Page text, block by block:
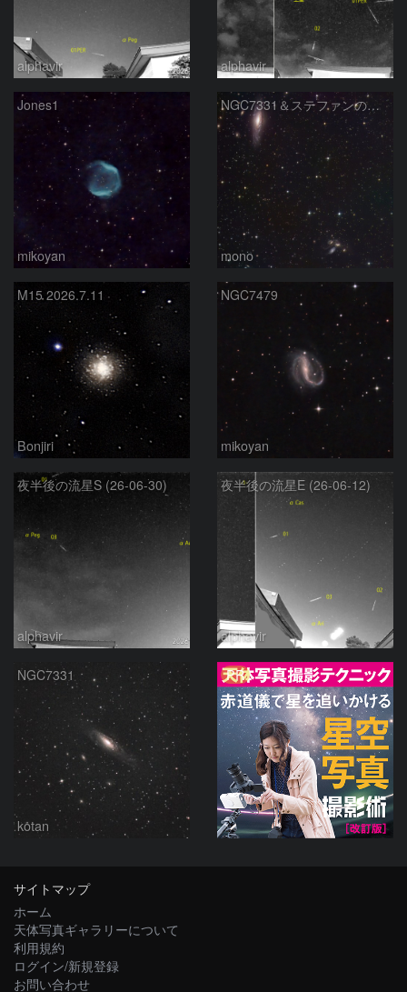
alphavir alphavir
Jones1
mikoyan
NGC7331＆ステファンの五つ子
mono
M15 2026.7.11
Bonjiri
NGC7479
mikoyan
夜半後の流星S (26-06-30)
alphavir
夜半後の流星E (26-06-12)
alphavir
NGC7331
kotan
PR
サイトマップ
ホーム
天体写真ギャラリーについて
利用規約
ログイン/新規登録
お問い合わせ